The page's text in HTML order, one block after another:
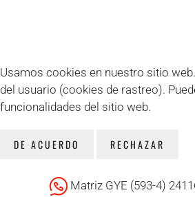
Matriz GYE (593-4)
Usamos cookies en nuestro sitio
del usuario (cookies de rastreo).
funcionalidades del sitio web.
DE ACUERDO RECHAZAR